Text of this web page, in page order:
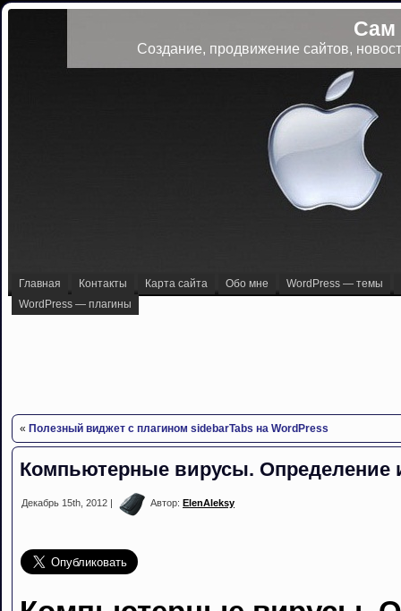
Сам
Создание, продвижение сайтов,
Главная Контакты Карта сайта Обо мне
WordPress — темы
WordPress — плагины
« Полезный виджет с плагином sidebarTabs на WordPress
Компьютерные вирусы. Определение
Декабрь 15th, 2012 | Автор: ElenAleksy